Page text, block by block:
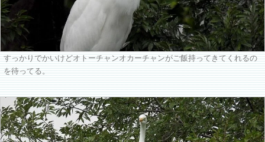
すっかりでかいけどオトーチャンオカーチャンがご飯持ってきてくれるの
を待ってる。